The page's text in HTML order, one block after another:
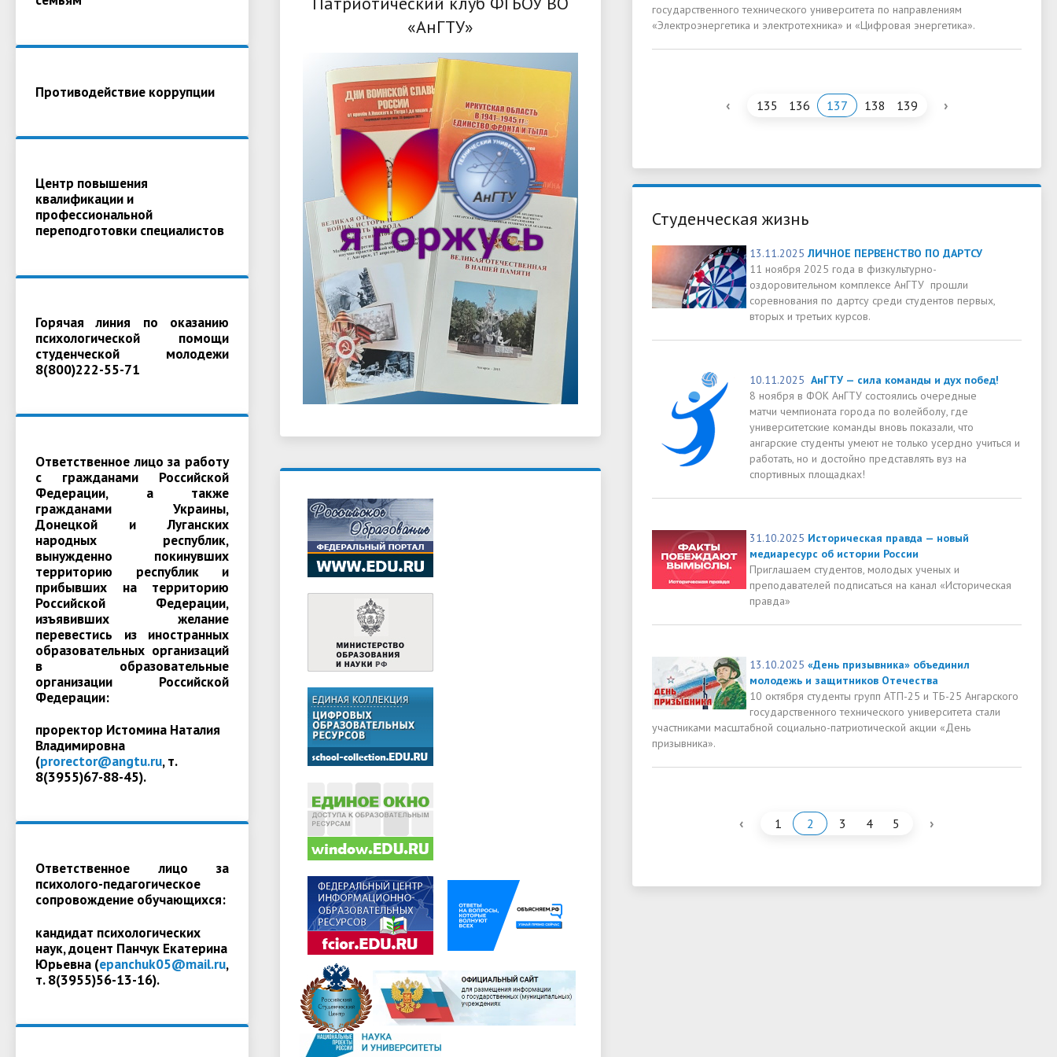
Противодействие коррупции
Центр повышения
квалификации и
профессиональной
переподготовки специалистов
Горячая линия по оказанию
психологической помощи
студенческой молодежи
8(800)222-55-71
Ответственное лицо за работу
с гражданами Российской
Федерации, а также
гражданами Украины,
Донецкой и Луганских
народных республик,
вынужденно покинувших
территорию республик и
прибывших на территорию
Российской Федерации,
изъявивших желание
перевестись из иностранных
образовательных организаций
в образовательные
организации Российской
Федерации:
проректор Истомина Наталия
Владимировна
(prorector@angtu.ru, т.
8(3955)67-88-45).
Ответственное лицо за
психолого-педагогическое
сопровождение обучающихся:
кандидат психологических
наук, доцент Панчук Екатерина
Юрьевна (epanchuk05@mail.ru,
т. 8(3955)56-13-16).
«АнГТУ»
государственного технического университета по направлениям
«Электроэнергетика и электротехника» и «Цифровая энергетика».
‹ 135 136 137 138 139 ›
Студенческая жизнь
13.11.2025 ЛИЧНОЕ ПЕРВЕНСТВО ПО ДАРТСУ
11 ноября 2025 года в физкультурно-
оздоровительном комплексе АнГТУ прошли
соревнования по дартсу среди студентов первых,
вторых и третьих курсов.
10.11.2025 АнГТУ — сила команды и дух побед!
8 ноября в ФОК АнГТУ состоялись очередные
матчи чемпионата города по волейболу, где
университетские команды вновь показали, что
ангарские студенты умеют не только усердно учиться и
работать, но и достойно представлять вуз на
спортивных площадках!
31.10.2025 Историческая правда — новый
медиаресурс об истории России
Приглашаем студентов, молодых ученых и
преподавателей подписаться на канал «Историческая
правда»
13.10.2025 «День призывника» объединил
молодежь и защитников Отечества
10 октября студенты групп АТП-25 и ТБ-25 Ангарского
государственного технического университета стали
участниками масштабной социально-патриотической акции «День
призывника».
‹ 1 2 3 4 5 ›